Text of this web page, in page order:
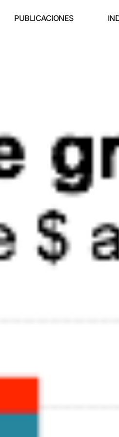
PUBLICACIONES